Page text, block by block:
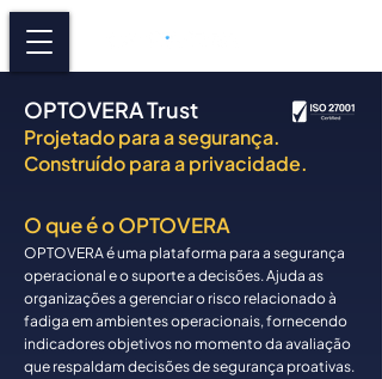
OPTOVERA Trust
Projetado para a segurança.
Construído para a privacidade.
O que é o OPTOVERA
OPTOVERA é uma plataforma para a segurança
operacional e o suporte a decisões. Ajuda as
organizações a gerenciar o risco relacionado à
fadiga em ambientes operacionais, fornecendo
indicadores objetivos no momento da avaliação
que respaldam decisões de segurança proativas.